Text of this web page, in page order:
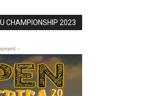
CHAMPIONSHIP 2023
- Advertisment -